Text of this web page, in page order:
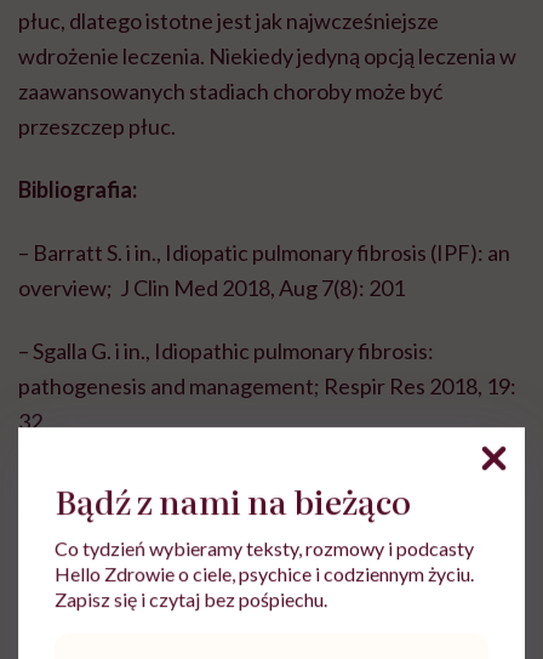
płuc, dlatego istotne jest jak najwcześniejsze
wdrożenie leczenia. Niekiedy jedyną opcją leczenia w
zaawansowanych stadiach choroby może być
przeszczep płuc.
Bibliografia:
– Barratt S. i in., Idiopatic pulmonary fibrosis (IPF): an
overview; J Clin Med 2018, Aug 7(8): 201
– Sgalla G. i in., Idiopathic pulmonary fibrosis:
pathogenesis and management; Respir Res 2018, 19:
32
– Maher T., Strek M., Antifibrotic therapy for
idiopathic pulmonary fibrosis: time to treat; Respir
Res. 2019; 20: 205.
Bądź z nami na bieżąco
Co tydzień wybieramy teksty, rozmowy i podcasty
Hello Zdrowie o ciele, psychice i codziennym życiu.
Zapisz się i czytaj bez pośpiechu.